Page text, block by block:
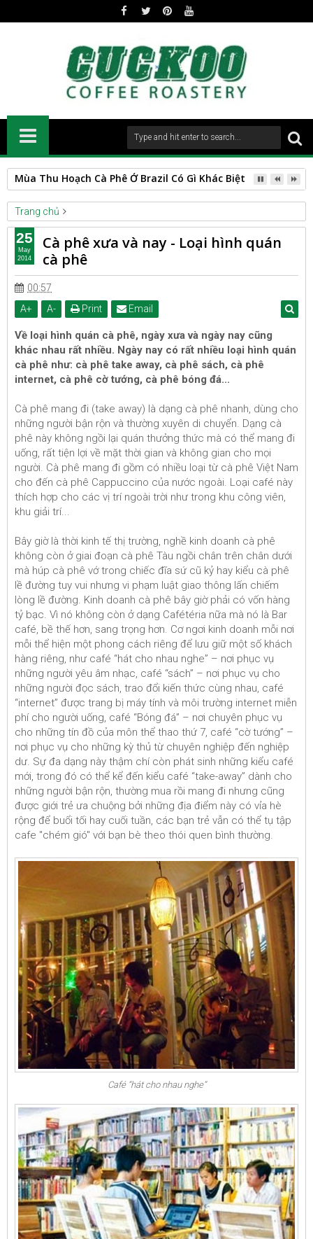
Spanish Roast
Trang chủ
CAFESTORY
tin_chinh
Cà phê xưa và nay - Loại hình quán cà phê
Cà phê xưa và nay - Loại hình quán
cà phê
00:57
A+ A- Print Email
Về loại hình quán cà phê, ngày xưa và ngày nay cũng
khác nhau rất nhiều. Ngày nay có rất nhiều loại hình quán
cà phê như: cà phê take away, cà phê sách, cà phê
internet, cà phê cờ tướng, cà phê bóng đá...
Cà phê mang đi (take away) là dạng cà phê nhanh, dùng cho
những người bận rộn và thường xuyên di chuyển. Dạng cà
phê này không ngồi lại quán thưởng thức mà có thể mang đi
uống, rất tiện lợi về mặt thời gian và không gian cho mọi
người. Cà phê mang đi gồm có nhiều loại từ cà phê Việt Nam
cho đến cà phê Cappuccino của nước ngoài. Loại café này
thích hợp cho các vị trí ngoài trời như trong khu công viên,
khu giải trí...
Bây giờ là thời kinh tế thị trường, nghề kinh doanh cà phê
không còn ở giai đoạn cà phê Tàu ngồi chân trên chân dưới
mà húp cà phê vớ trong chiếc đĩa sứ cũ kỷ hay kiểu cà phê
lề đường tuy vui nhưng vi phạm luật giao thông lấn chiếm
lòng lề đường. Kinh doanh cà phê bây giờ phải có vốn hàng
tỷ bạc. Vì nó không còn ở dạng Cafétéria nữa mà nó là Bar
café, bề thế hơn, sang trọng hơn. Cơ ngơi kinh doanh mỗi nơi
mỗi thể hiện một phong cách riêng để lưu giữ một số khách
hàng riêng, như café “hát cho nhau nghe” – nơi phục vụ
những người yêu âm nhạc, café “sách” – nơi phục vụ cho
những người đọc sách, trao đổi kiến thức cùng nhau, café
“internet” được trang bị máy tính và môi trường internet miễn
phí cho người uống, café “Bóng đá” – nơi chuyên phục vụ
cho những tín đồ của môn thể thao thứ 7, café “cờ tướng” –
nơi phục vụ cho những kỳ thủ từ chuyên nghiệp đến nghiệp
dư. Sự đa dạng này thậm chí còn phát sinh những kiểu café
mới, trong đó có thể kể đến kiểu café “take-away” dành cho
những người bận rộn, thường mua rồi mang đi nhưng cũng
được giới trẻ ưa chuộng bởi những địa điểm này có vỉa hè
rộng để buổi tối hay cuối tuần, các bạn trẻ vẫn có thể tụ tập
cafe "chém gió" với bạn bè theo thói quen bình thường.
Café “hát cho nhau nghe”
25
May
2014